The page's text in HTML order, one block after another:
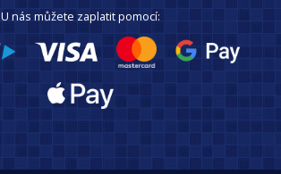
U nás můžete zaplatit pomocí: